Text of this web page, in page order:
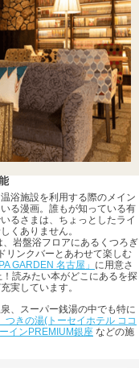
浴施設を利用する際のメイン
る漫画。誰もが知っている有
るさまは、ちょっとしたライ
くありません。
、岩盤浴フロアにあるくつろぎ
リンクバーとあわせて楽しむ
GARDEN 名古屋」 に用意さ
読みたい本がどこにあるを探
実しています。
、スーパー銭湯の中でも特に
つきの湯(トーセイホテル ココ
インPREMIUM銀座 などの施